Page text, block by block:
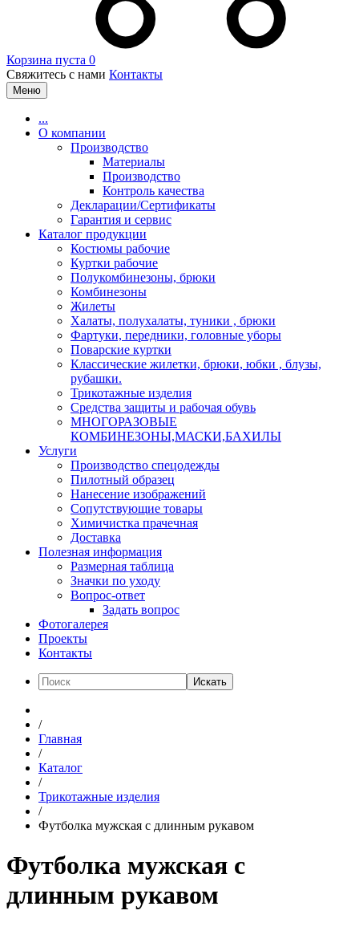
Корзина пуста 0
Свяжитесь с нами Контакты
Меню
...
О компании
Производство
Материалы
Производство
Контроль качества
Декларации/Сертификаты
Гарантия и сервис
Каталог продукции
Костюмы рабочие
Куртки рабочие
Полукомбинезоны, брюки
Комбинезоны
Жилеты
Халаты, полухалаты, туники , брюки
Фартуки, передники, головные уборы
Поварские куртки
Классические жилетки, брюки, юбки , блузы,
рубашки.
Трикотажные изделия
Средства защиты и рабочая обувь
МНОГОРАЗОВЫЕ
КОМБИНЕЗОНЫ,МАСКИ,БАХИЛЫ
Услуги
Производство спецодежды
Пилотный образец
Нанесение изображений
Сопутствующие товары
Химичистка прачечная
Доставка
Полезная информация
Размерная таблица
Значки по уходу
Вопрос-ответ
Задать вопрос
Фотогалерея
Проекты
Контакты
Искать
/
Главная
/
Каталог
/
Трикотажные изделия
/
Футболка мужская с длинным рукавом
Футболка мужская с
длинным рукавом